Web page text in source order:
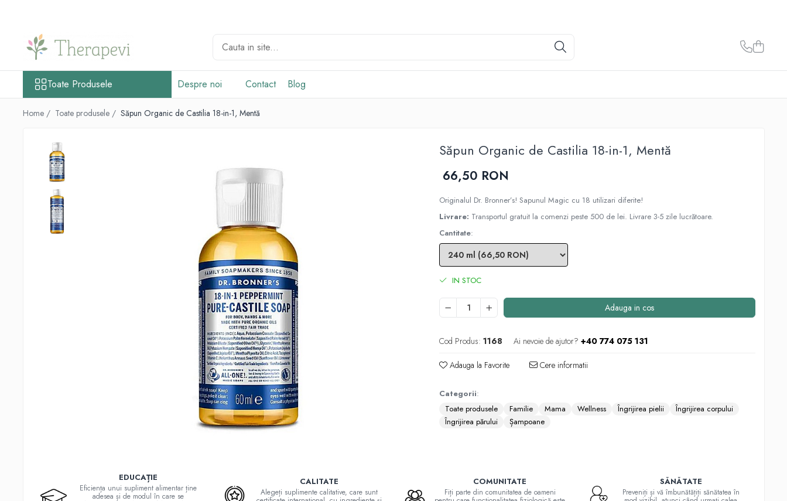
Toate Produsele
Suplimente
Alge Marine și Ciuperci Medicinale
Chlorella
Ciuperci Medicinale
Omega și Acizi grași
Ulei de pește
Antioxidanți și Coenzime
Beta-caroten și alți cartenoizi
Coenzima Q10
Toate Produsele Despre noi Contact Blog
Home / Toate produsele / Săpun Organic de Castilia 18-in-1, Mentă
Săpun Organic de Castilia 18-in-1, Mentă
66,50 RON
Originalul Dr. Bronner’s! Sapunul Magic cu 18 utilizari diferite!
Livrare: Transportul gratuit la comenzi peste 500 de lei. Livrare 3-5 zile lucrătoare.
Cantitate:
IN STOC
Adauga in cos
Cod Produs: 1168 Ai nevoie de ajutor? +40 774 075 131
Adauga la Favorite Cere informatii
Categorii:
Toate produsele
Familie Mama Wellness Îngrijirea pielii
Îngrijirea corpului
Îngrijirea părului
Șampoane
EDUCAȚIE
Eficiența unui supliment alimentar ține
adesea și de modul în care se
CALITATE
Alegeți suplimente calitative, care sunt
COMUNITATE
Fiți parte din comunitatea de oameni
SĂNĂTATE
Preveniți și vă îmbunătățiți sănătatea în